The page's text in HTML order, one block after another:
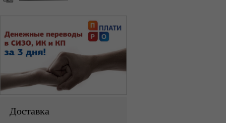
Доставка